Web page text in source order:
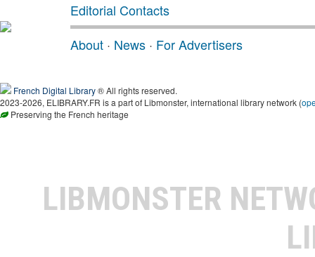
Editorial Contacts
About · News · For Advertisers
French Digital Library® All rights reserved.
2023-2026, ELIBRARY.FR is a part of Libmonster, international library network (
Preserving the French heritage
LIBMONSTER